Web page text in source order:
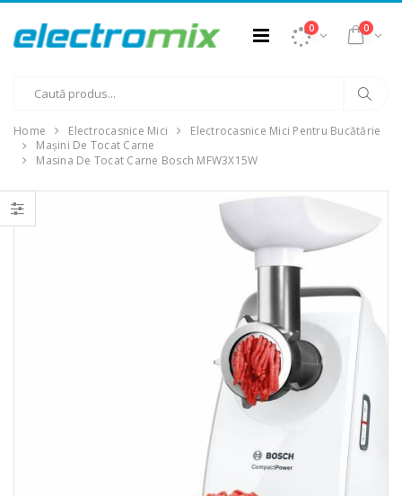
0 0
Home Electrocasnice Mici
Electrocasnice Mici Pentru Bucătărie
Mașini De Tocat Carne
Masina De Tocat Carne Bosch MFW3X15W